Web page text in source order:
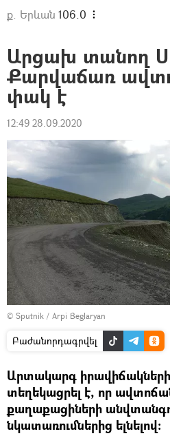
ք. Երևան 106.0
Արցախ տանող
Քարվաճառ
փակ է
12:49 28.09.2020
© Sputnik / Arpi Beglaryan
Բաժանորդագրվել
Արտակարգ
տեղեկացրել է, որ
քաղաքացիների
նկատառումներից ելնելով։